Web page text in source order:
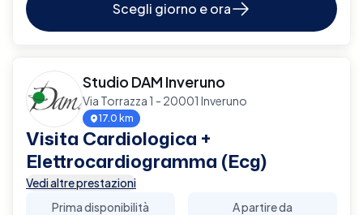
Scegli giorno e ora
Studio DAM Inveruno
Via Torrazza 1 - 20001 Inveruno
17.0 km
Visita Cardiologica +
Elettrocardiogramma (Ecg)
Vedi altre prestazioni
Prima disponibilità
A partire da